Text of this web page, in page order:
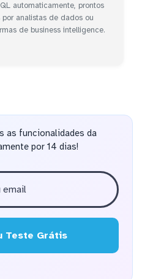
automaticamente, prontos
analistas de dados ou
de business intelligence.
as funcionalidades da
por 14 dias!
Teste Grátis